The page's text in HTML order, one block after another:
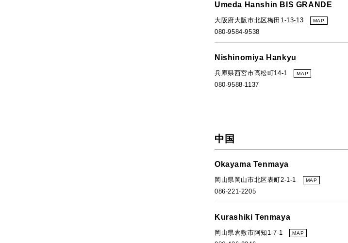
Umeda Hanshin BIS GRANDE
大阪府大阪市北区梅田1-13-13 MAP
080-9584-9538
Nishinomiya Hankyu
兵庫県西宮市高松町14-1 MAP
080-9588-1137
中国
Okayama Tenmaya
岡山県岡山市北区表町2-1-1 MAP
086-221-2205
Kurashiki Tenmaya
岡山県倉敷市阿知1-7-1 MAP